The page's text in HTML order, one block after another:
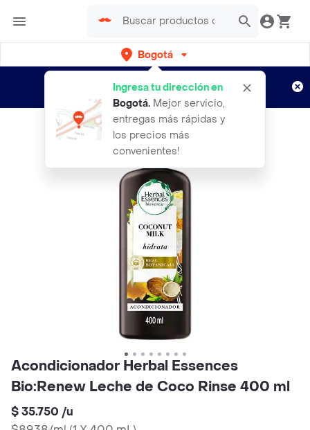
Bogotá
Ingresa tu dirección en
Bogotá. Mejor servicio,
entregas más rápidas y
los precios más
convenientes!
envíos gratis por semanas
Aplican TyC
Acondicionador Herbal Essences
Bio:Renew Leche de Coco Rinse 400 ml
$ 35.750 /u